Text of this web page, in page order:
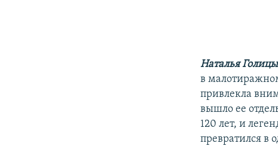
Наталья
в
привлекла
вышло ее
120 лет, и
превратился в